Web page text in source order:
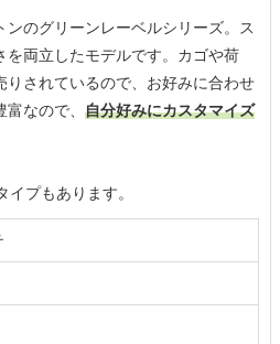
ンのグリーンレーベルシリーズ。ス
を両立したモデルです。カゴや荷
りされているので、お好みに合わせ
なので、 自分好みにカスタマイズ
プもあります。